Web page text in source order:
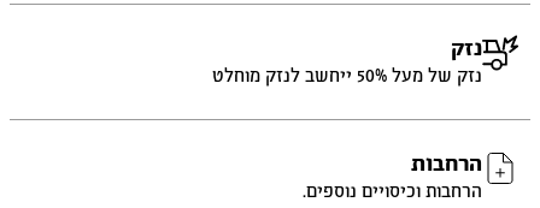
נזק
נזק של מעל 50% ייחשב לנזק מוחלט
הרחבות
הרחבות וכיסויים נוספים.